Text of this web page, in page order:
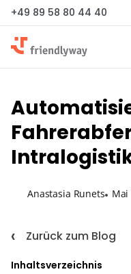
+49 89 58 80 44 40
Anastasia Runets Mai
Zurück zum Blog
Inhaltsverzeichnis